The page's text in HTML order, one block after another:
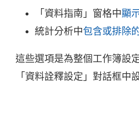
「資料指南」窗格中顯
統計分析中包含或排除
這些選項是為整個工作簿設
「資料詮釋設定」對話框中